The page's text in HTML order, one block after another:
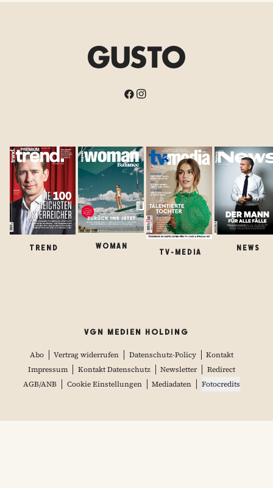
TREND WOMAN
TV-MEDIA
NEWS
VGN MEDIEN HOLDING
Abo Vertrag widerrufen Datenschutz-Policy
Kontakt
Impressum
Kontakt Datenschutz Newsletter
Redirect
AGB/ANB
Cookie Einstellungen Mediadaten Fotocredits